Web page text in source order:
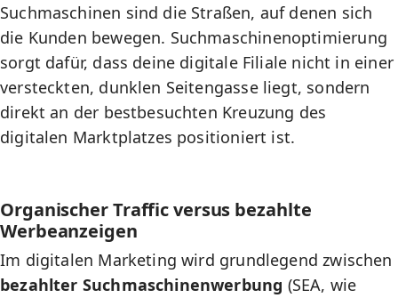
Suchmaschinen sind die Straßen, auf denen sich
die Kunden bewegen. Suchmaschinenoptimierung
sorgt dafür, dass deine digitale Filiale nicht in einer
versteckten, dunklen Seitengasse liegt, sondern
direkt an der bestbesuchten Kreuzung des
digitalen Marktplatzes positioniert ist.
Organischer Traffic versus bezahlte
Werbeanzeigen
Im digitalen Marketing wird grundlegend zwischen
bezahlter Suchmaschinenwerbung (SEA, wie